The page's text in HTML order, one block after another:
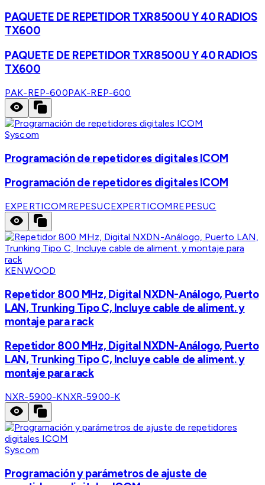
PAQUETE DE REPETIDOR TXR8500U Y 40 RADIOS
TX600
PAQUETE DE REPETIDOR TXR8500U Y 40 RADIOS
TX600
PAK-REP-600PAK-REP-600
Syscom
Programación de repetidores digitales ICOM
Programación de repetidores digitales ICOM
EXPERTICOMREPESUCEXPERTICOMREPESUC
KENWOOD
Repetidor 800 MHz, Digital NXDN-Análogo, Puerto
LAN, Trunking Tipo C, Incluye cable de aliment. y
montaje para rack
Repetidor 800 MHz, Digital NXDN-Análogo, Puerto
LAN, Trunking Tipo C, Incluye cable de aliment. y
montaje para rack
NXR-5900-KNXR-5900-K
Syscom
Programación y parámetros de ajuste de